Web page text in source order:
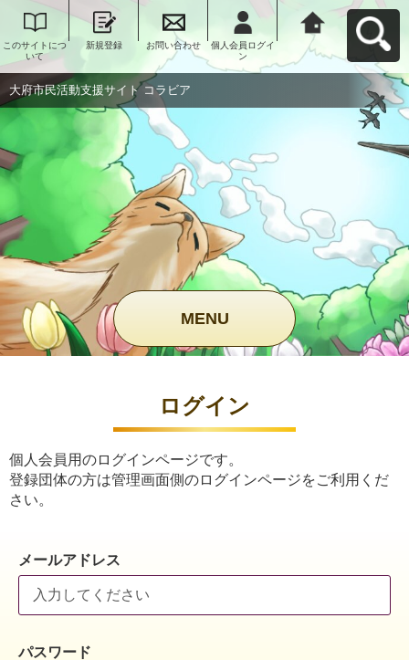
このサイトにつ
いて
新規登録 お問い合わせ
個人会員ログイ
ン
大府市民活動支
援サイト コラビ
アへ戻る
大府市民活動支援サイト コラビア
MENU
ログイン
個人会員用のログインページです。
登録団体の方は管理画面側のログインページをご利用くだ
さい。
メールアドレス
パスワード